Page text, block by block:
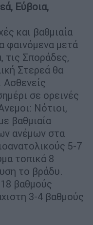
Εύβοια,
και βαθμιαία
φαινόμενα μετά
τις Σποράδες,
Στερεά θα
Ασθενείς
σε ορεινές
Νότιοι,
βαθμιαία
ανέμων στα
5-7
τοπικά 8
το βράδυ.
βαθμούς
3-4 βαθμούς